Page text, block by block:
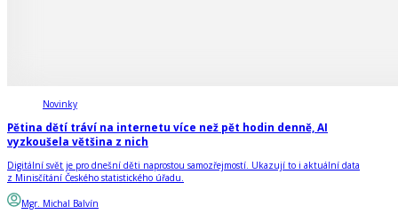
Novinky
Pětina dětí tráví na internetu více než pět hodin denně, AI
vyzkoušela většina z nich
Digitální svět je pro dnešní děti naprostou samozřejmostí. Ukazují to i aktuální data
z Minisčítání Českého statistického úřadu.
Mgr. Michal Balvín